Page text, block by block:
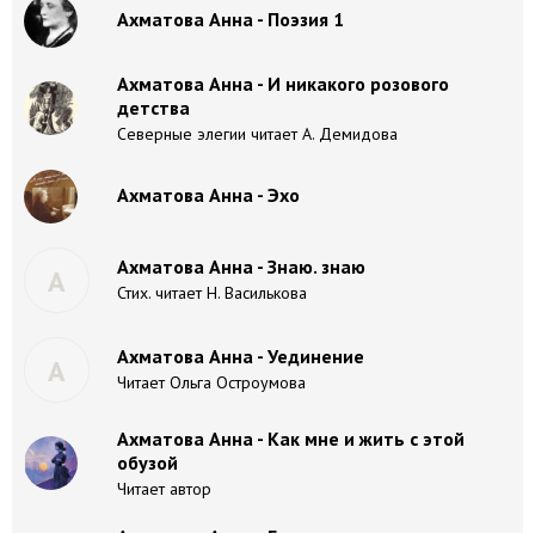
Ахматова Анна - Поэзия 1
Ахматова Анна - И никакого розового
детства
Северные элегии читает А. Демидова
Ахматова Анна - Эхо
А Ахматова Анна - Знаю. знаю
Стих. читает Н. Василькова
А Ахматова Анна - Уединение
Читает Ольга Остроумова
Ахматова Анна - Как мне и жить с этой
обузой
Читает автор